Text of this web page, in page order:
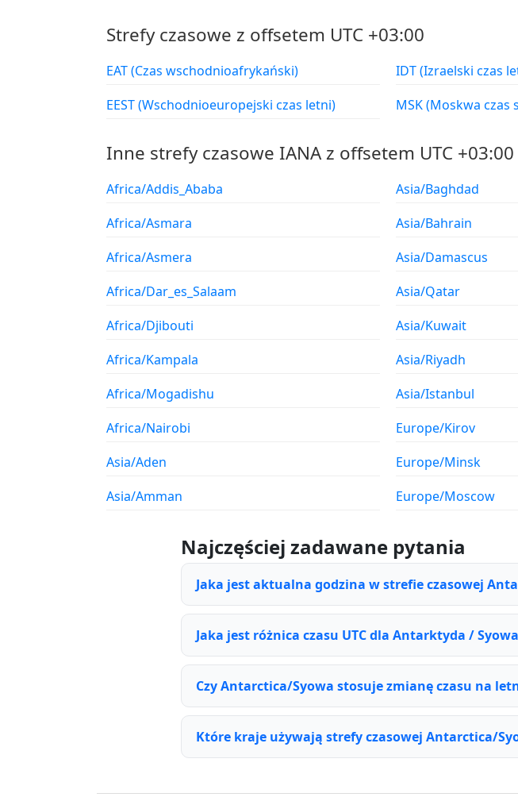
Strefy czasowe z offsetem UTC +03:00
EAT (Czas wschodnioafrykański)
EEST (Wschodnioeuropejski czas letni)
IDT (Izraelski czas
MSK (Moskwa
Inne strefy czasowe IANA z offsetem UTC +03:00
Africa/Addis_Ababa
Africa/Asmara
Africa/Asmera
Africa/Dar_es_Salaam
Africa/Djibouti
Africa/Kampala
Africa/Mogadishu
Africa/Nairobi
Asia/Aden
Asia/Amman
Asia/Baghdad
Asia/Bahrain
Asia/Damascus
Asia/Qatar
Asia/Kuwait
Asia/Riyadh
Asia/Istanbul
Europe/Kirov
Europe/Minsk
Europe/Moscow
Najczęściej zadawane pytania
Jaka jest aktualna godzina w strefie czasowej
Jaka jest różnica czasu UTC dla Antarktyda /
Czy Antarctica/Syowa stosuje zmianę czasu na
Które kraje używają strefy czasowej Antarctica/